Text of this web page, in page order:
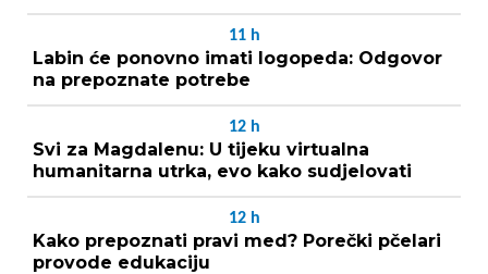
11 h
Labin će ponovno imati logopeda: Odgovor
na prepoznate potrebe
12 h
Svi za Magdalenu: U tijeku virtualna
humanitarna utrka, evo kako sudjelovati
12 h
Kako prepoznati pravi med? Porečki pčelari
provode edukaciju